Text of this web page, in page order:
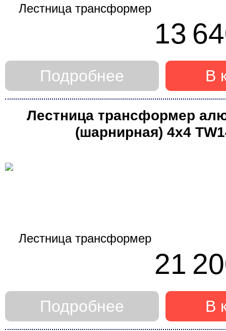
13
В
Подробнее
Лестница трансформер
(шарнирная) 4х4
21
В
Подробнее